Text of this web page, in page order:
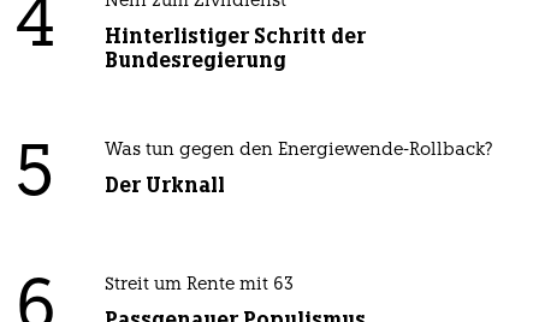
4
Hinterlistiger Schritt der
Bundesregierung
5 Was tun gegen den Energiewende-Rollback?
Der Urknall
Streit um Rente mit 63